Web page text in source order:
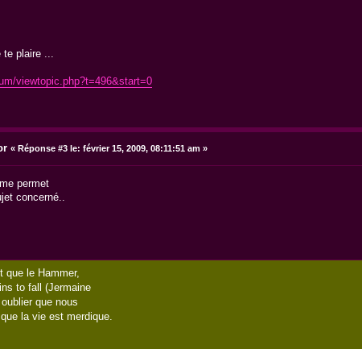
plaire ...
viewtopic.php?t=496&start=0
« Réponse #3 le: février 15, 2009, 08:11:51 am »
permet
concerné..
que le Hammer,
to fall (Jermaine
que nous
la vie est merdique.